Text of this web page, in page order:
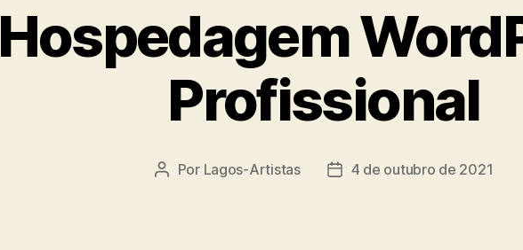
Hospedagem
Profissional
Autor
Por Lagos-Artistas
Data4 de outubro de 2021